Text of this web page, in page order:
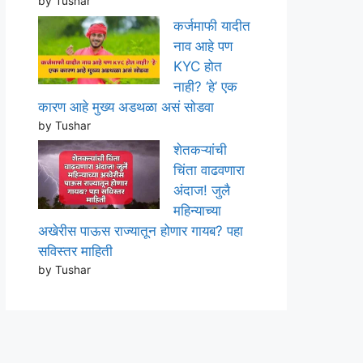
कर्जमाफी यादीत
नाव आहे पण
KYC होत
नाही? ‘हे’ एक
कारण आहे मुख्य अडथळा असं सोडवा
by Tushar
शेतकऱ्यांची
चिंता वाढवणारा
अंदाज! जुलै
महिन्याच्या
अखेरीस पाऊस राज्यातून होणार गायब? पहा
सविस्तर माहिती
by Tushar